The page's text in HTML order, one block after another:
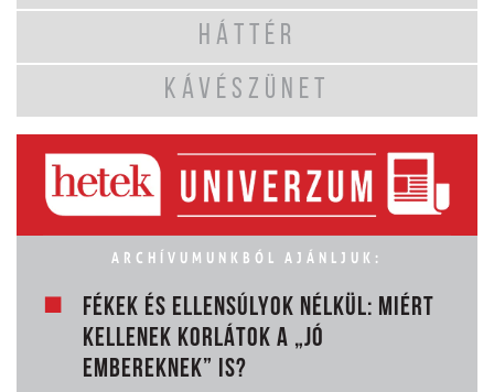
HÁTTÉR
KÁVÉSZÜNET
ARCHÍVUMUNKBÓL AJÁNLJUK:
FÉKEK ÉS ELLENSÚLYOK NÉLKÜL: MIÉRT
KELLENEK KORLÁTOK A „JÓ
EMBEREKNEK” IS?